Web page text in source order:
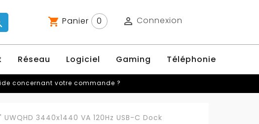
shopping_cart Panier 0  Connexion
Réseau Logiciel Gaming Téléphonie
concernant votre commande ?
3440x1440 VA 120Hz USB-C Dock